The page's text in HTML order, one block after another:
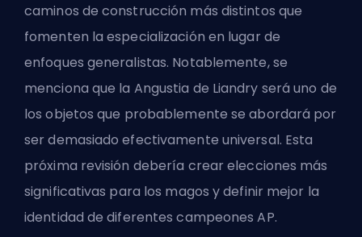
caminos de construcción más distintos que
fomenten la especialización en lugar de
enfoques generalistas. Notablemente, se
menciona que la Angustia de Liandry será uno de
los objetos que probablemente se abordará por
ser demasiado efectivamente universal. Esta
próxima revisión debería crear elecciones más
significativas para los magos y definir mejor la
identidad de diferentes campeones AP.